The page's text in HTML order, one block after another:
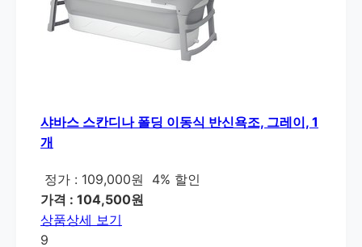
샤바스 스칸디나 폴딩 이동식 반신욕조, 그레이, 1
개
정가 : 109,000원
4% 할인
가격 : 104,500원
상품상세 보기
9